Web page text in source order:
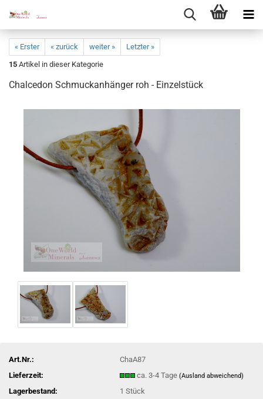
« Erster « zurück weiter »
Letzter »
15 Artikel in dieser Kategorie
Chal­ce­don Schmuck­an­hän­ger roh - Ein­zel­stück
Art.Nr.:
ChaA87
Lieferzeit:
ca. 3-4 Tage(Ausland abweichend)
Lagerbestand: 1Stück